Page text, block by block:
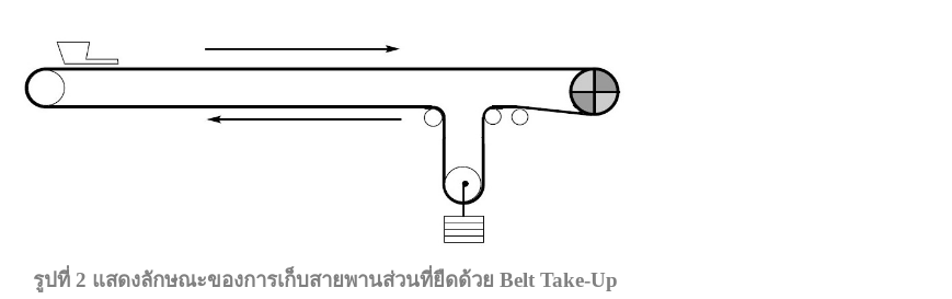
รูปที่ 2 แสดงลักษณะของการเก็บสายพานส่วนที่ยืดด้วย Belt Take-Up